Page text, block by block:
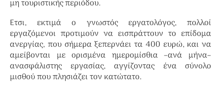
μη τουριστικής περιόδου.
Ετσι, εκτιμά ο γνωστός εργατολόγος, πολλοί
εργαζόμενοι προτιμούν να εισπράττουν το επίδομα
ανεργίας, που σήμερα ξεπερνάει τα 400 ευρώ, και να
αμείβονται με ορισμένα ημερομίσθια –ανά μήνα–
ανασφάλιστης εργασίας, αγγίζοντας ένα σύνολο
μισθού που πλησιάζει τον κατώτατο.